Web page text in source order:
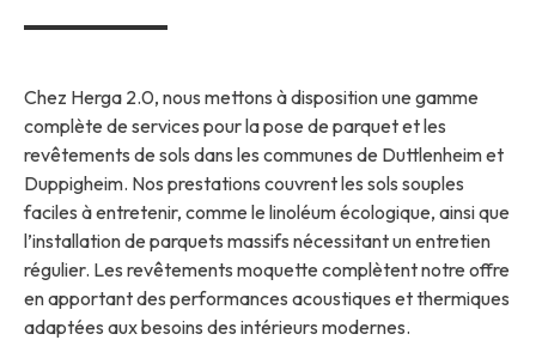
Chez Herga 2.0, nous mettons à disposition une gamme
complète de services pour la pose de parquet et les
revêtements de sols dans les communes de Duttlenheim et
Duppigheim. Nos prestations couvrent les sols souples
faciles à entretenir, comme le linoléum écologique, ainsi que
l’installation de parquets massifs nécessitant un entretien
régulier. Les revêtements moquette complètent notre offre
en apportant des performances acoustiques et thermiques
adaptées aux besoins des intérieurs modernes.